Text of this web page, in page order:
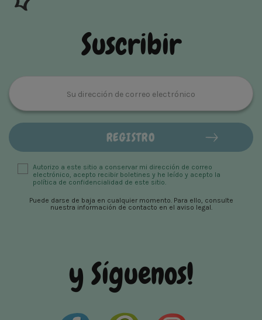
Suscribir
Puede darse de baja en cualquier momento. Para ello, consulte
nuestra información de contacto en el aviso legal.
Autorizo ​​a este sitio a conservar mi dirección de correo
electrónico, acepto recibir boletines y he leído y acepto la
política de confidencialidad de este sitio.
y Síguenos!